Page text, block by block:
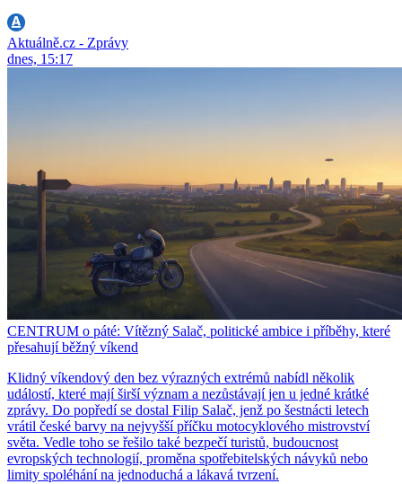
Aktuálně.cz - Zprávy
dnes, 15:17
CENTRUM o páté: Vítězný Salač, politické ambice i příběhy, které
přesahují běžný víkend
Klidný víkendový den bez výrazných extrémů nabídl několik
událostí, které mají širší význam a nezůstávají jen u jedné krátké
zprávy. Do popředí se dostal Filip Salač, jenž po šestnácti letech
vrátil české barvy na nejvyšší příčku motocyklového mistrovství
světa. Vedle toho se řešilo také bezpečí turistů, budoucnost
evropských technologií, proměna spotřebitelských návyků nebo
limity spoléhání na jednoduchá a lákavá tvrzení.